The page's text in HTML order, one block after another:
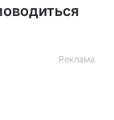
Реклама